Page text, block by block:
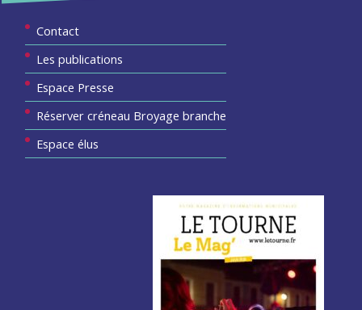
Contact
Les publications
Espace Presse
Réserver créneau Broyage branche
Espace élus